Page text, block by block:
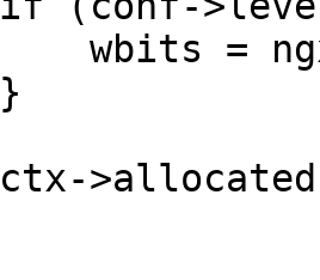
wbits =
>allocated